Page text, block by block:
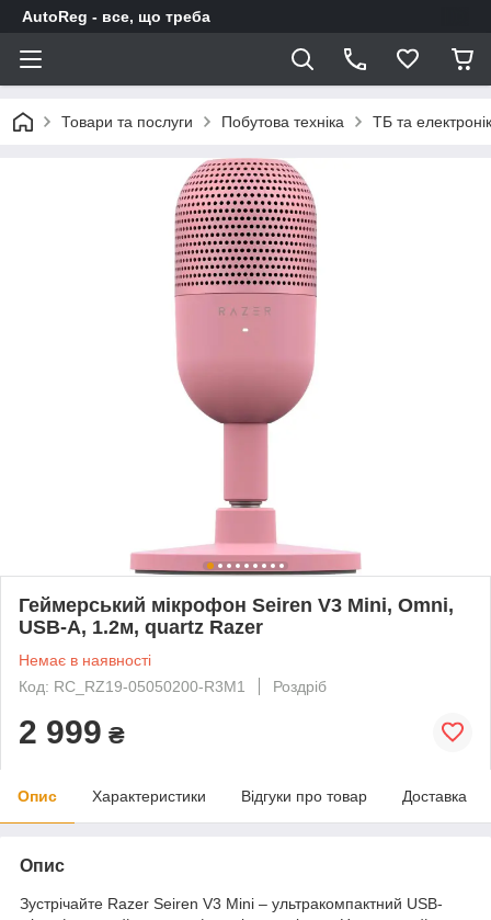
AutoReg - все, що треба
Товари та послуги Побутова техніка ТБ та
Геймерський мікрофон Seiren V3 Mini, Omni,
USB-A, 1.2м, quartz Razer
Немає в наявності
Код: RC_RZ19-05050200-R3M1
Роздріб
2 999 ₴
Опис Характеристики Відгуки про товар Доставка
Опис
Зустрічайте Razer Seiren V3 Mini – ультракомпактний USB-